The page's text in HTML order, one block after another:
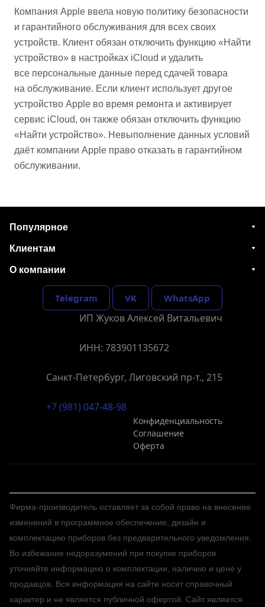
Компания Apple ввела новую политику безопасности
и гарантийного обслуживания для всех своих
устройств. Клиент обязан отключить функцию «Найти
устройство» в настройках iCloud и удалить
все персональные данные перед сдачей товара
на обслуживание. Если клиент использует другое
устройство Apple во время ремонта и активирует
сервис iCloud, он также обязан отключить функцию
«Найти устройство». Невыполнение данных условий
даёт компании Apple право отказать в гарантийном
обслуживании.
Популярное
Клиентам
О компании
Telegram VK WhatsApp
ИП Жуков Алексей Витальевич
ИНН: 783901135672
Санкт-Петербург, Лиговский пр-т., 215
+7 (981) 047-48-98
Конфиденциальность
Соглашение
Оферта
Фирма-производитель оставляет за собой право на внесение
изменений в программное обеспечение, дизайн и
комплектацию приборов без предварительного уведомления.
Во избежание недоразумений при покупке приборов
уточняйте информацию о комплектации, наличию и цене у
продавцов. Вся информация на сайте носит справочный
характер и не является публичной офертой. Сайт является